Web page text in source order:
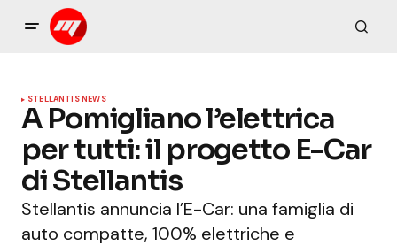
STELLANTIS NEWS
A Pomigliano l’elettrica
per tutti: il progetto E-Car
di Stellantis
Stellantis annuncia l’E-Car: una famiglia di
auto compatte, 100% elettriche e